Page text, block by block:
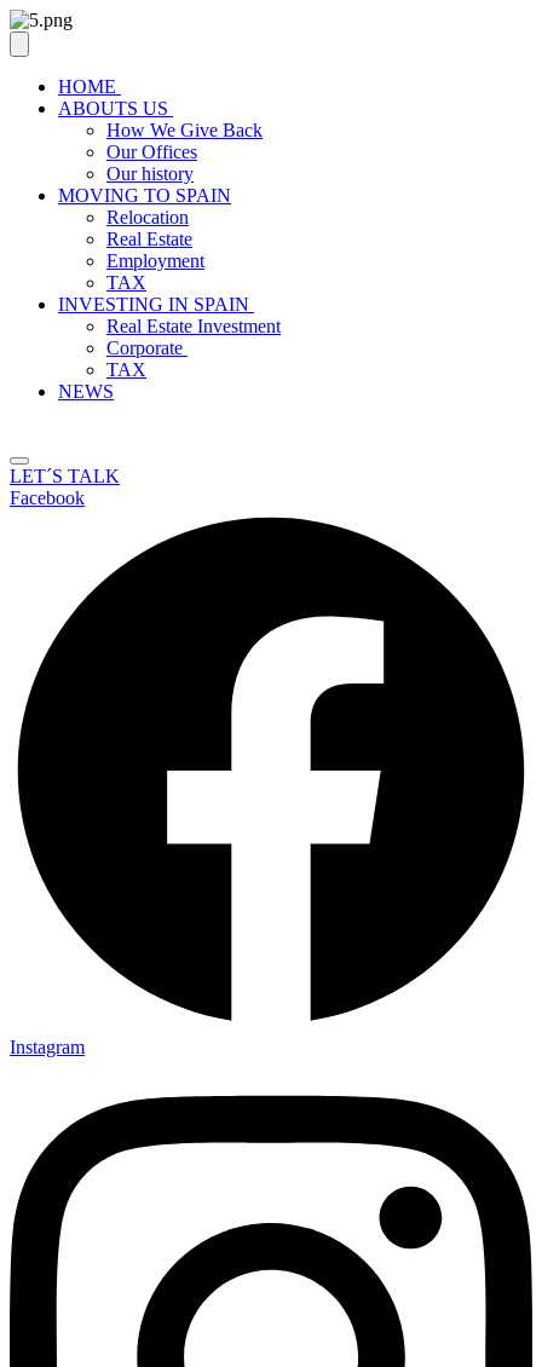
HOME
ABOUTS US
How We Give Back
Our Offices
Our history
MOVING TO SPAIN
Relocation
Real Estate
Employment
TAX
INVESTING IN SPAIN
Real Estate Investment
Corporate
TAX
NEWS
LET´S TALK
Facebook
Instagram